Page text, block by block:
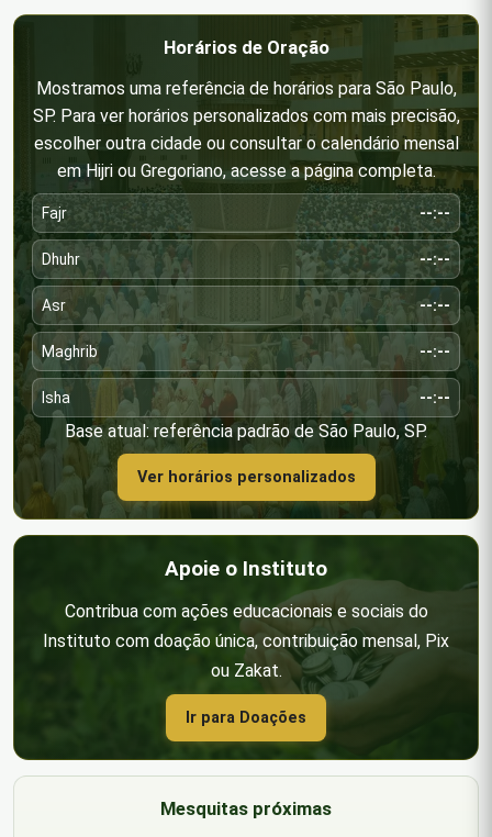
Horários de Oração
Mostramos uma referência de horários para São Paulo,
SP. Para ver horários personalizados com mais precisão,
escolher outra cidade ou consultar o calendário mensal
em Hijri ou Gregoriano, acesse a página completa.
Fajr --:--
Dhuhr --:--
Asr --:--
Maghrib --:--
Isha --:--
Base atual: referência padrão de São Paulo, SP.
Ver horários personalizados
Apoie o Instituto
Contribua com ações educacionais e sociais do
Instituto com doação única, contribuição mensal, Pix
ou Zakat.
Ir para Doações
Mesquitas próximas